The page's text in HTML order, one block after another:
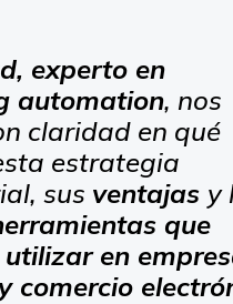
experto en
automation, nos
claridad en qué
estrategia
sus ventajas y
que
en
comercio